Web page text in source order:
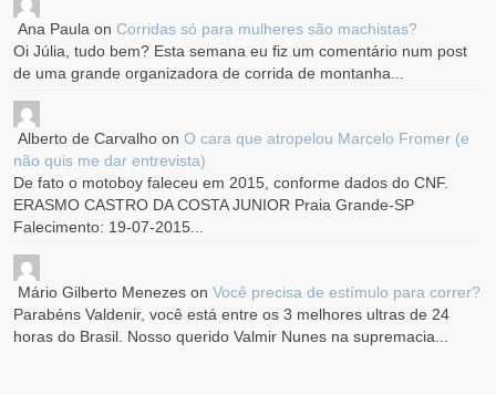
Ana Paula onCorridas só para mulheres são machistas?
Oi Júlia, tudo bem? Esta semana eu fiz um comentário num post
de uma grande organizadora de corrida de montanha...
Alberto de Carvalho onO cara que atropelou Marcelo Fromer (e
não quis me dar entrevista)
De fato o motoboy faleceu em 2015, conforme dados do CNF.
ERASMO CASTRO DA COSTA JUNIOR Praia Grande-SP
Falecimento: 19-07-2015...
Mário Gilberto Menezes onVocê precisa de estímulo para correr?
Parabéns Valdenir, você está entre os 3 melhores ultras de 24
horas do Brasil. Nosso querido Valmir Nunes na supremacia...